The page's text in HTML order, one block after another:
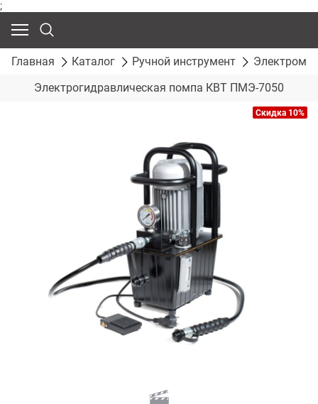
;
Главная Каталог Ручной инструмент
Электрогидравлическая помпа КВТ ПМЭ-7050
Скидка 10%